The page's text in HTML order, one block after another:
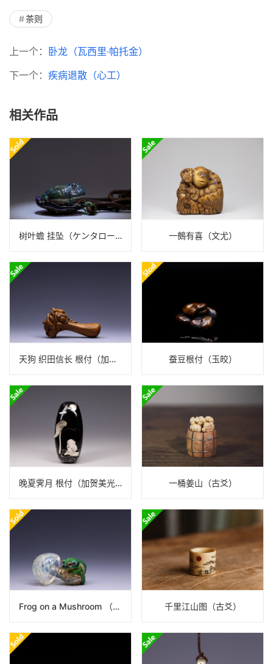
茶则
上一个： 卧龙（瓦西里·帕托金）
下一个： 疾病退散（心工）
相关作品
树叶蟾 挂坠（ケンタロー） 一鵺有喜（文尤）
天狗 织田信长 根付（加賀美 光訓） 蚕豆根付（玉皎）
晚夏霁月 根付（加贺美光训） 一桶姜山（古爻）
Frog on a Mushroom （ケンタロー） 千里江山图（古爻）